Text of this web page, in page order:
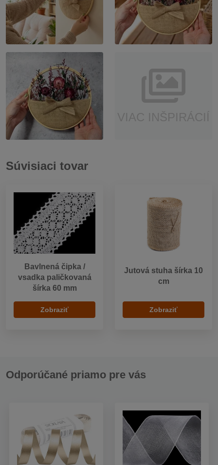
Súvisiaci tovar
Bavlnená čipka /
vsadka paličkovaná
šírka 60 mm
Zobraziť
Jutová stuha šírka 10
cm
Zobraziť
Odporúčané priamo pre vás